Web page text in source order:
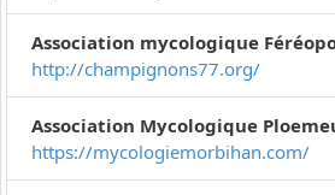
Association mycologique
http://champignons77.org/
Association Mycologique
https://mycologiemorbihan.com/